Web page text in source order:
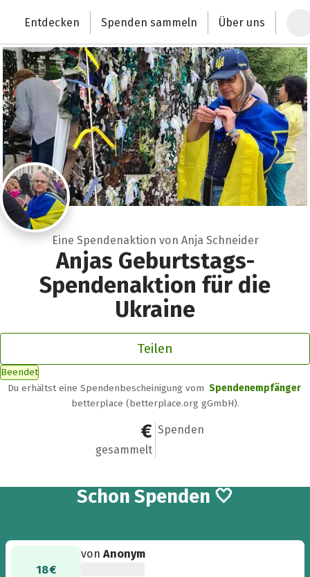
Deutschlands größte Spendenplattform
Entdecken Spenden sammeln Über uns
Eine Spendenaktion von Anja Schneider
Anjas Geburtstags-
Spendenaktion für die
Ukraine
Teilen
Beendet
Du erhältst eine Spendenbescheinigung vom Spendenempfänger
betterplace (betterplace.org gGmbH).
618 €
gesammelt
12
Spenden
Schon 12
Spenden 🤍
18 €
vonAnonym